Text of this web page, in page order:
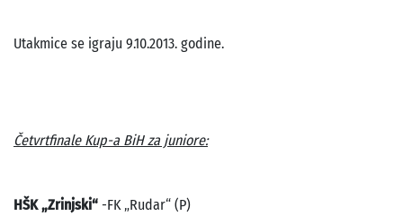
Utakmice se igraju 9.10.2013. godine.
Četvrtfinale Kup-a BiH za juniore:
HŠK „Zrinjski“ -FK „Rudar“ (P)